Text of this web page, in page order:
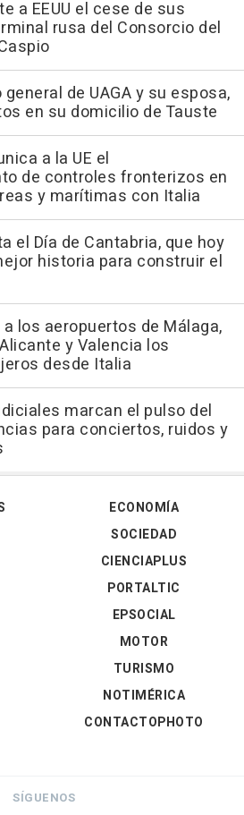
a EEUU el cese de sus
rusa del Consorcio del
de UAGA y su esposa,
en su domicilio de Tauste
a la UE el
de controles fronterizos en
y marítimas con Italia
el Día de Cantabria, que hoy
historia para construir el
los aeropuertos de Málaga,
y Valencia los
desde Italia
marcan el pulso del
para conciertos, ruidos y
ECONOMÍA
SOCIEDAD
CIENCIAPLUS
PORTALTIC
EPSOCIAL
MOTOR
TURISMO
NOTIMÉRICA
CONTACTOPHOTO
SÍGUENOS